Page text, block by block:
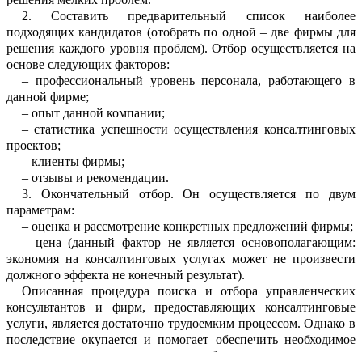
2.
Составить предварительный список наиболее
подходящих кандидатов (отобрать по одной – две фирмы для
решения каждого уровня проблем). Отбор осуществляется на
основе следующих факторов:
– профессиональный уровень персонала, работающего в
данной фирме;
– опыт данной компании;
– статистика успешности осуществления консалтинговых
проектов;
– клиенты фирмы;
– отзывы и рекомендации.
3.
Окончательный отбор. Он осуществляется по двум
параметрам:
– оценка и рассмотрение конкретных предложений фирмы;
– цена (данный фактор не является основополагающим:
экономия на консалтинговых услугах может не произвести
должного эффекта не конечный результат).
Описанная процедура поиска и отбора управленческих
консультантов и фирм, предоставляющих консалтинговые
услуги, является достаточно трудоемким процессом. Однако в
последствие окупается и помогает обеспечить необходимое